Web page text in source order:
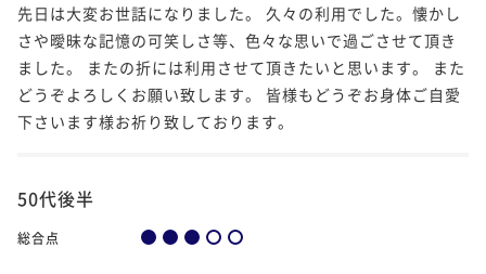
先日は大変お世話になりました。 久々の利用でした。懐かし
さや曖昧な記憶の可笑しさ等、色々な思いで過ごさせて頂き
ました。 またの折には利用させて頂きたいと思います。 また
どうぞよろしくお願い致します。 皆様もどうぞお身体ご自愛
下さいます様お祈り致しております。
50代後半
総合点